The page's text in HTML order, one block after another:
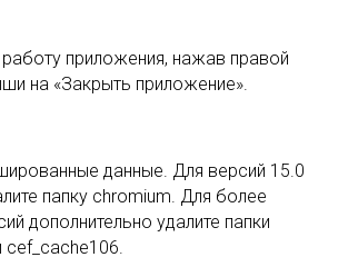
приложения, нажав правой
на «Закрыть приложение».
данные. Для версий 15.0
папку chromium. Для более
дополнительно удалите папки
cef_cache106.